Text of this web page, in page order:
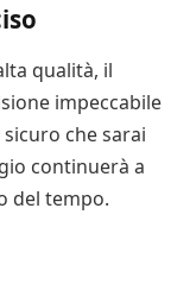
qualità, il
impeccabile
che sarai
continuerà a
del tempo.